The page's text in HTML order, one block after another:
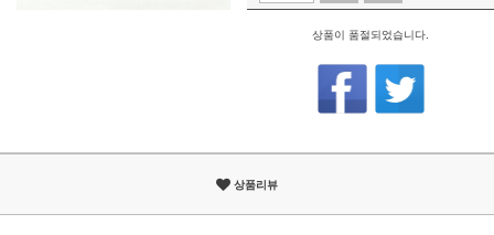
상품이 품절되었습니다.
상품리뷰